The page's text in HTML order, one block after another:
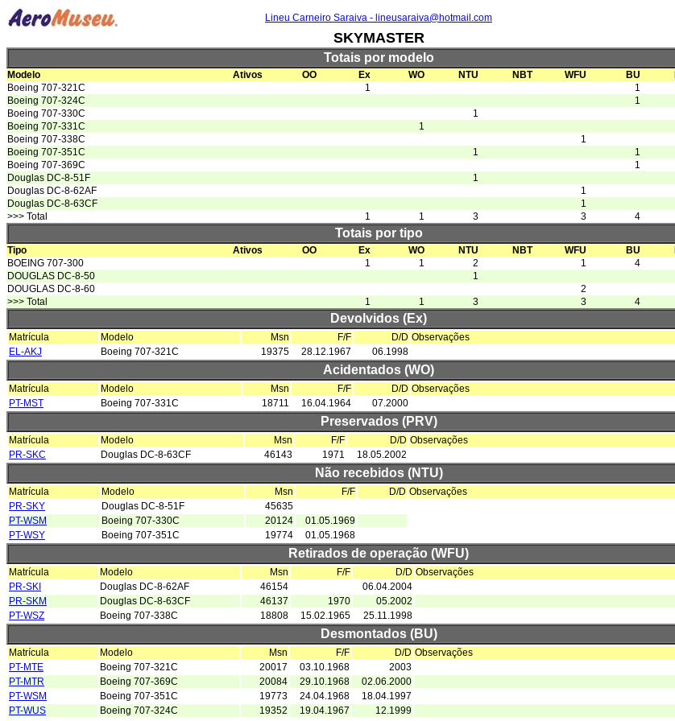
Lineu Carneiro Saraiva - lineusaraiva@hotmail.com
SKYMASTER
Totais por modelo
Modelo Ativos OO Ex WO NTU NBT WFU BU
Boeing 707-321C
1 1
Boeing 707-324C
1
Boeing 707-330C
1
Boeing 707-331C
1
Boeing 707-338C
1
Boeing 707-351C
1 1
Boeing 707-369C
1
Douglas DC-8-51F
1
Douglas DC-8-62AF
1
Douglas DC-8-63CF
1
>>> Total
1 1 3 3 4
Totais por tipo
Tipo Ativos OO Ex WO NTU NBT WFU BU
BOEING 707-300
1 1 2 1 4
DOUGLAS DC-8-50
1
DOUGLAS DC-8-60
2
>>> Total
1 1 3 3 4
Devolvidos (Ex)
Matrícula Modelo Msn F/F D/D Observações
EL-AKJ
Boeing 707-321C 19375 28.12.1967 06.1998
Acidentados (WO)
Matrícula Modelo Msn F/F D/D Observações
PT-MST
Boeing 707-331C 18711 16.04.1964 07.2000
Preservados (PRV)
Matrícula Modelo Msn F/F D/D Observações
PR-SKC
Douglas DC-8-63CF 46143 1971 18.05.2002
Não recebidos (NTU)
Matrícula Modelo Msn F/F D/D Observações
PR-SKY
Douglas DC-8-51F
45635
PT-WSM
Boeing 707-330C 20124
01.05.1969
PT-WSY
Boeing 707-351C 19774 01.05.1968
Retirados de operação (WFU)
Matrícula Modelo Msn F/F D/D Observações
PR-SKI
Douglas DC-8-62AF 46154
06.04.2004
PR-SKM
Douglas DC-8-63CF 46137 1970
05.2002
PT-WSZ
Boeing 707-338C 18808 15.02.1965 25.11.1998
Desmontados (BU)
Matrícula Modelo Msn F/F D/D Observações
PT-MTE
Boeing 707-321C 20017 03.10.1968
2003
PT-MTR
Boeing 707-369C 20084 29.10.1968
02.06.2000
PT-WSM
Boeing 707-351C 19773 24.04.1968
18.04.1997
PT-WUS
Boeing 707-324C 19352 19.04.1967 12.1999